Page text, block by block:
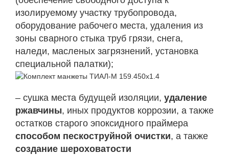
изолируемому участку трубопровода,
оборудование рабочего места, удаления из
зоны сварного стыка труб грязи, снега,
наледи, масленых загрязнений, установка
специальной палатки);
– сушка места будущей изоляции, удаление
ржавчины, иных продуктов коррозии, а также
остатков старого эпоксидного праймера
способом пескоструйной очистки, а также
создание шероховатости